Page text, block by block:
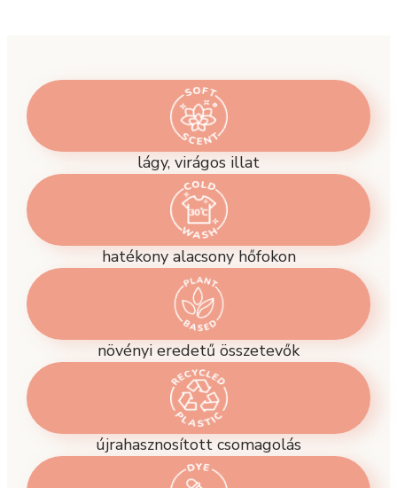
lágy, virágos illat
hatékony alacsony hőfokon
növényi eredetű összetevők
újrahasznosított csomagolás